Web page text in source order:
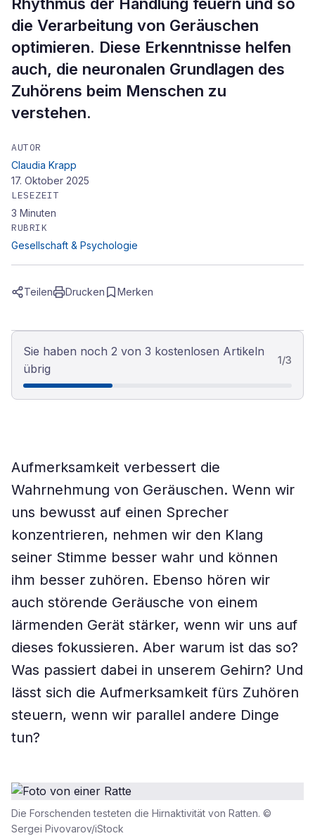
die Verarbeitung von Geräuschen
optimieren. Diese Erkenntnisse helfen
auch, die neuronalen Grundlagen des
Zuhörens beim Menschen zu
verstehen.
AUTOR
Claudia Krapp
17. Oktober 2025
LESEZEIT
3 Minuten
RUBRIK
Gesellschaft & Psychologie
Teilen Drucken Merken
Sie haben noch 2 von 3 kostenlosen Artikeln
übrig
1/3
Aufmerksamkeit verbessert die
Wahrnehmung von Geräuschen. Wenn wir
uns bewusst auf einen Sprecher
konzentrieren, nehmen wir den Klang
seiner Stimme besser wahr und können
ihm besser zuhören. Ebenso hören wir
auch störende Geräusche von einem
lärmenden Gerät stärker, wenn wir uns auf
dieses fokussieren. Aber warum ist das so?
Was passiert dabei in unserem Gehirn? Und
lässt sich die Aufmerksamkeit fürs Zuhören
steuern, wenn wir parallel andere Dinge
tun?
Die Forschenden testeten die Hirnaktivität von Ratten. ©
Sergei Pivovarov/iStock